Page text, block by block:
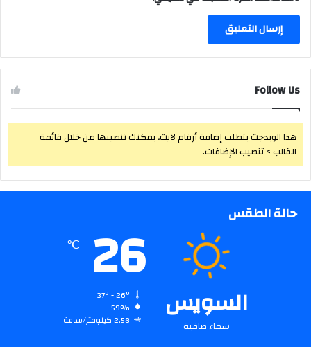
Follow Us
هذا الويدجت يتطلب إضافة أرقام لايت، يمكنك تنصيبها من خلال قائمة
القالب > تنصيب الإضافات.
حالة الطقس
السويس
سماء صافية
26
℃
59%
2.58 كيلومتر/ساعة